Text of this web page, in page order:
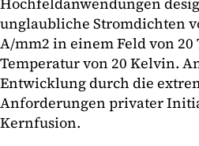
unglaubliche Stromdichten
A/mm2 in einem Feld von 20
Temperatur von 20 Kelvin.
Entwicklung durch die
Anforderungen privater
Kernfusion.